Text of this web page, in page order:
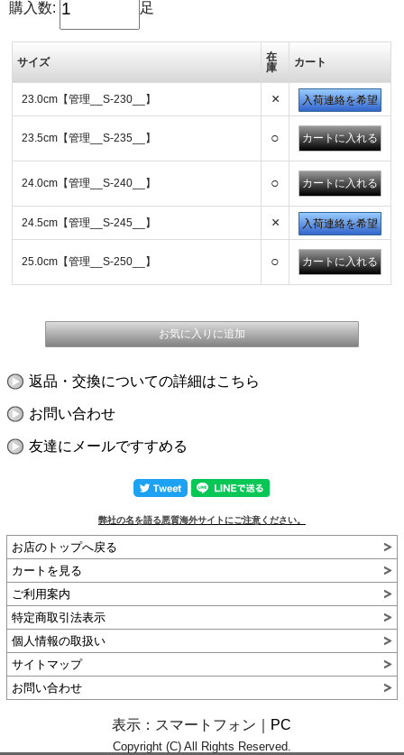
購入数: 足
サイズ
在
庫
カート
23.0cm【管理__S-230__】 × 入荷連絡を希望
23.5cm【管理__S-235__】 ○
24.0cm【管理__S-240__】 ○
24.5cm【管理__S-245__】 × 入荷連絡を希望
25.0cm【管理__S-250__】 ○
返品・交換についての詳細はこちら
お問い合わせ
友達にメールですすめる
弊社の名を語る悪質海外サイトにご注意ください。
お店のトップへ戻る
カートを見る
ご利用案内
特定商取引法表示
個人情報の取扱い
サイトマップ
お問い合わせ
表示：スマートフォン｜ PC
Copyright (C) All Rights Reserved.